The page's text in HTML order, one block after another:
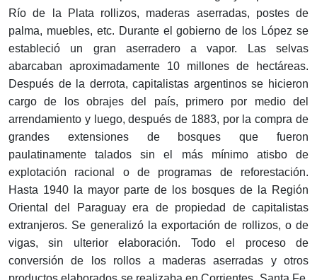
Río de la Plata rollizos, maderas aserradas, postes de
palma, muebles, etc. Durante el gobierno de los López se
estableció un gran aserradero a vapor. Las selvas
abarcaban aproximadamente 10 millones de hectáreas.
Después de la derrota, capitalistas argentinos se hicieron
cargo de los obrajes del país, primero por medio del
arrendamiento y luego, después de 1883, por la compra de
grandes extensiones de bosques que fueron
paulatinamente talados sin el más mínimo atisbo de
explotación racional o de programas de reforestación.
Hasta 1940 la mayor parte de los bosques de la Región
Oriental del Paraguay era de propiedad de capitalistas
extranjeros. Se generalizó la exportación de rollizos, o de
vigas, sin ulterior elaboración. Todo el proceso de
conversión de los rollos a maderas aserradas y otros